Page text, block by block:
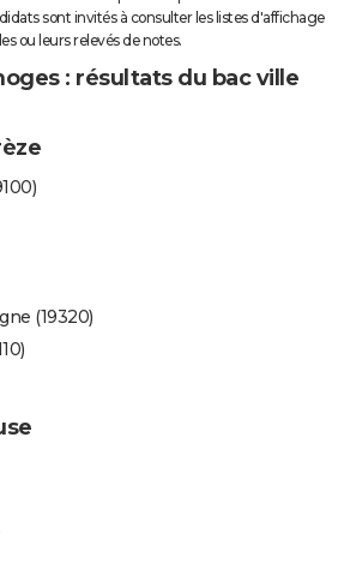
sont invités à consulter les listes d'affichage
ou leurs relevés de notes.
: résultats du bac ville
(19320)